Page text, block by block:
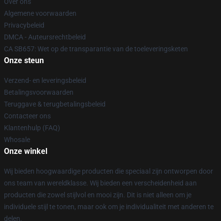
Algemene voorwaarden
Privacybeleid
DMCA - Auteursrechtbeleid
CA SB657: Wet op de transparantie van de toeleveringsketen
Onze steun
Verzend- en leveringsbeleid
Betalingsvoorwaarden
Teruggave & terugbetalingsbeleid
Contacteer ons
Klantenhulp (FAQ)
Whosale
Onze winkel
Wij bieden hoogwaardige producten die speciaal zijn ontworpen door
ons team van wereldklasse. Wij bieden een verscheidenheid aan
producten die zowel stijlvol en mooi zijn. Dit is niet alleen om je
individuele stijl te tonen, maar ook om je individualiteit met anderen te
delen.